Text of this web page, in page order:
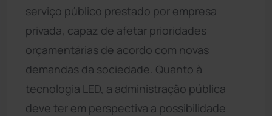
serviço público prestado por empresa
privada, capaz de afetar prioridades
orçamentárias de acordo com novas
demandas da sociedade. Quanto à
tecnologia LED, a administração pública
deve ter em perspectiva a possibilidade